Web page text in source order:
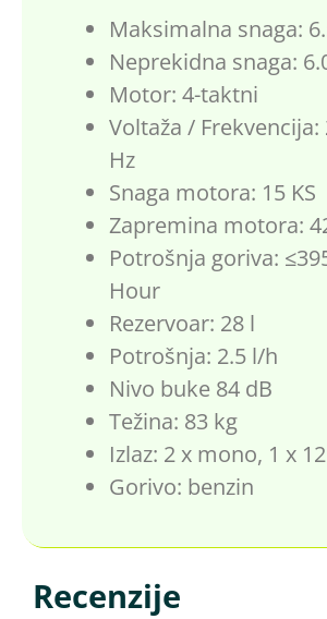
Maksimalna snaga:
Neprekidna snaga:
Motor: 4-taktni
Voltaža / Frekvencija:
Hz
Snaga motora: 15 KS
Zapremina motora:
Potrošnja goriva:
Hour
Rezervoar: 28 l
Potrošnja: 2.5 l/h
Nivo buke 84 dB
Težina: 83 kg
Izlaz: 2 x mono, 1 x
Gorivo: benzin
Recenzije